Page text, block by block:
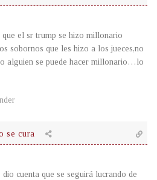
el sr trump se hizo millonario
sobornos que les hizo a los jueces,no
alguien se puede hacer millonario…lo
se cura
cuenta que se seguirá lucrando de